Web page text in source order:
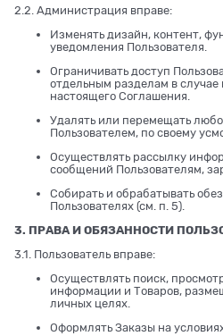
2.2. Администрация вправе:
Изменять дизайн, контент,
уведомления Пользователя.
Ограничивать доступ
отдельным разделам в
настоящего Соглашения.
Удалять или перемещать
Пользователем, по своему
Осуществлять рассылку
сообщений Пользователям,
Собирать и обрабатывать
Пользователях (см. п. 5).
3. ПРАВА И ОБЯЗАННОСТИ
3.1. Пользователь вправе:
Осуществлять поиск,
информации и Товаров,
личных целях.
Оформлять Заказы на